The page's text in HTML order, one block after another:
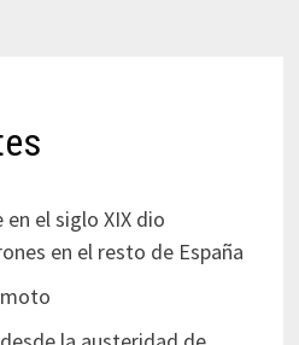
el siglo XIX dio
en el resto de España